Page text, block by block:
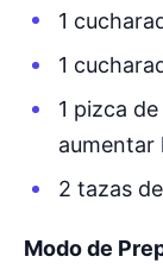
1
1
1 pizca
aumentar
2 tazas
Modo de